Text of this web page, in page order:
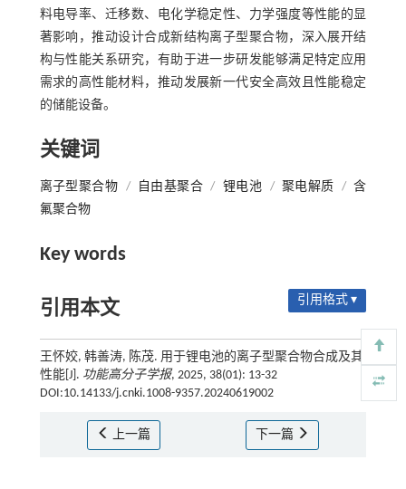
料电导率、迁移数、电化学稳定性、力学强度等性能的显
著影响，推动设计合成新结构离子型聚合物，深入展开结
构与性能关系研究，有助于进一步研发能够满足特定应用
需求的高性能材料，推动发展新一代安全高效且性能稳定
的储能设备。
关键词
离子型聚合物 / 自由基聚合 / 锂电池 / 聚电解质 / 含
氟聚合物
Key words
引用本文 引用格式 ▾
王怀姣, 韩善涛, 陈茂. 用于锂电池的离子型聚合物合成及其
性能[J]. 功能高分子学报, 2025, 38(01): 13-32
DOI:10.14133/j.cnki.1008-9357.20240619002
上一篇 下一篇